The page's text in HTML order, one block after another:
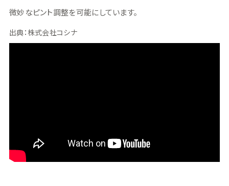
微妙なピント調整を可能にしています。
出典：株式会社コシナ